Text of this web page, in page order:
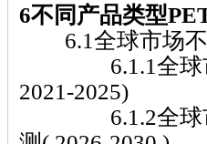
6不同产品类型
6.1全球市场不
6.1.1全球市场
2021-2025)
6.1.2全球市场